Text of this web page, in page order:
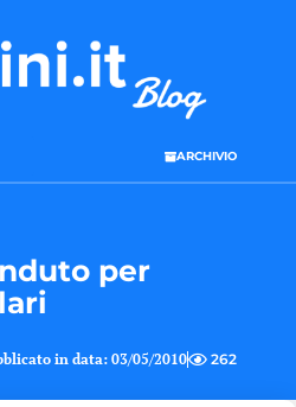
ARCHIVIO
per
in data:03/05/2010 262